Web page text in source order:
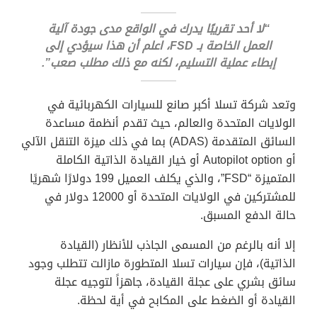
“لا أحد تقريبًا يدرك في الواقع مدى جودة آلية
العمل الخاصة بـ FSD، اعلم أن هذا سيؤدي إلى
إبطاء عملية التسليم، لكنه مع ذلك مطلب صعب”.
وتعد شركة تسلا أكبر صانع للسيارات الكهربائية في
الولايات المتحدة والعالم، حيث تقدم أنظمة مساعدة
السائق المتقدمة (ADAS) بما في ذلك ميزة التنقل الآلي
أو Autopilot option أو خيار القيادة الذاتية الكاملة
المتميزة “FSD”، والذي يكلف العميل 199 دولارًا شهريًا
للمشتركين في الولايات المتحدة أو 12000 دولار في
حالة الدفع المسبق.
إلا أنه بالرغم من المسمى الجاذب للأنظار (القيادة
الذاتية)، فإن سيارات تسلا المتطورة مازالت تتطلب وجود
سائق بشري على عجلة القيادة، جاهزاً لتوجيه عجلة
القيادة أو الضغط على المكابح في أية لحظة.